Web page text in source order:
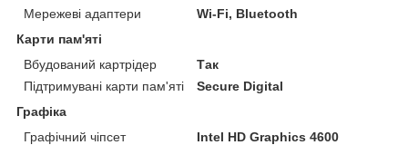
Мережеві адаптери
Wi-Fi, Bluetooth
Карти пам'яті
Вбудований картрідер
Так
Підтримувані карти пам'яті
Secure Digital
Графіка
Графічний чіпсет
Intel HD Graphics 4600